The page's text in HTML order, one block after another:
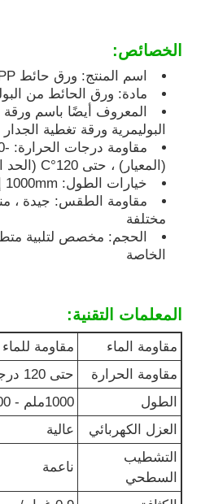
طلب اقتباس
لوحات بلاستيكية
لوحة إعلانية من البولي بروبلين
صفائح بلاستيكية من البولي
ورق البولي بروبيلين المقاوم
لوح بناء مجوف من البولي
ورق حائط PP
صفائح البولي بروبيلين
الخصائص:
اسم المنتج: ورق حائط PP
مادة: ورق الحائط من
المعروف أيضًا باسم ورقة
البوليمرية ورقة تغطية الجدار
(المعيار) ، حتى 120°C (الحد الأقصى)
خيارات الطول: 1000mm إلى 3000mm
مقاومة الطقس: جيدة ،
مختلفة
الحجم: مخصص لتلبية
الخاصة
المعلمات التقنية:
مقاومة الماء
مقاومة للماء
مقاومة الحرارة
حتى 120 درجة مئوية
الطول
1000ملم - 3000ملم
العزل الكهربائي
عالية
التشطيب
السطحي
ناعمة